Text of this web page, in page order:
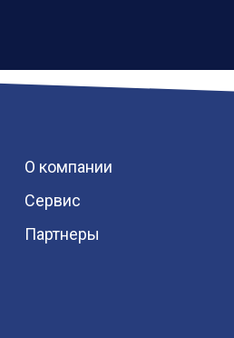
О компании
Сервис
Партнеры